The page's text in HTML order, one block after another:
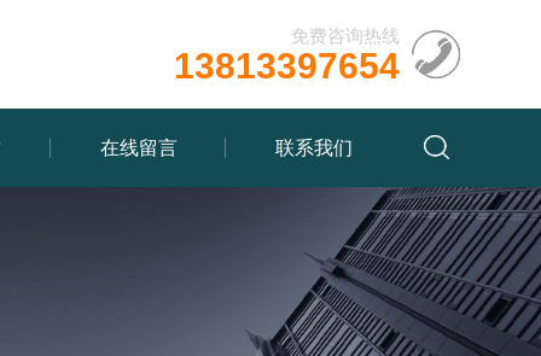
免费咨询热线
13813397654
在线留言 联系我们